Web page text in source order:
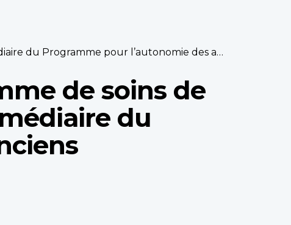
pour l’autonomie des anciens combattants
de soins de
du